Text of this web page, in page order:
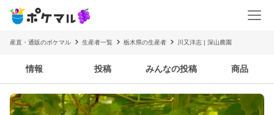
産直・通販のポケマル 生産者一覧 栃木県の生産者 川又洋志 | 深山農園
情報 投稿 みんなの投稿 商品